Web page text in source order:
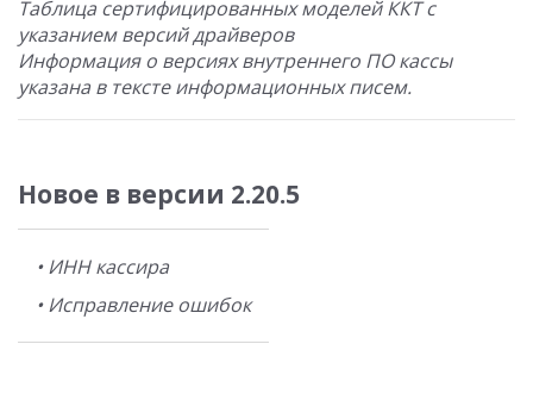
Таблица сертифицированных моделей ККТ с
указанием версий драйверов
Информация о версиях внутреннего ПО кассы
указана в тексте информационных писем.
Новое в версии 2.20.5
• ИНН кассира
• Исправление ошибок